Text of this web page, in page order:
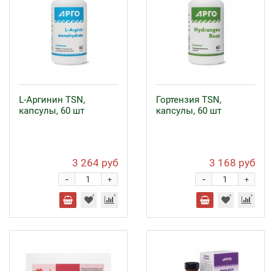
L-Аргинин TSN,
капсулы, 60 шт
3 264 руб
+
-
Гортензия TSN,
капсулы, 60 шт
3 168 руб
+
-